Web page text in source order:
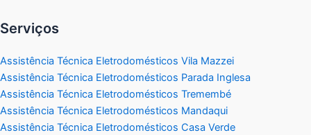
Serviços
Assistência Técnica Eletrodomésticos Vila Mazzei
Assistência Técnica Eletrodomésticos Parada Inglesa
Assistência Técnica Eletrodomésticos Tremembé
Assistência Técnica Eletrodomésticos Mandaqui
Assistência Técnica Eletrodomésticos Casa Verde